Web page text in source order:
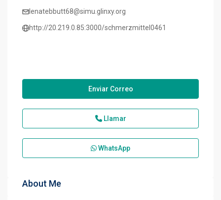
lenatebbutt68@simu.glinxy.org
http://20.219.0.85:3000/schmerzmittel0461
Enviar Correo
Llamar
WhatsApp
About Me